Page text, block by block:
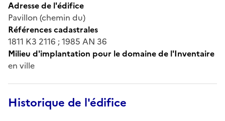
Adresse de l'édifice
Pavillon (chemin du)
Références cadastrales
1811 K3 2116 ; 1985 AN 36
Milieu d'implantation pour le domaine de l'Inventaire
en ville
Historique de l'édifice